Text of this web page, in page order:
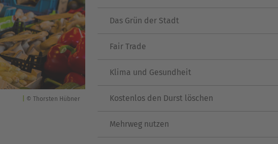
© Thorsten Hübner
Das Grün der Stadt
Fair Trade
Klima und Gesundheit
Kostenlos den Durst löschen
Mehrweg nutzen